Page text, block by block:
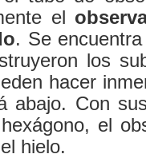
el
. Se
los
hacer
abajo. Con sus
el
hielo.